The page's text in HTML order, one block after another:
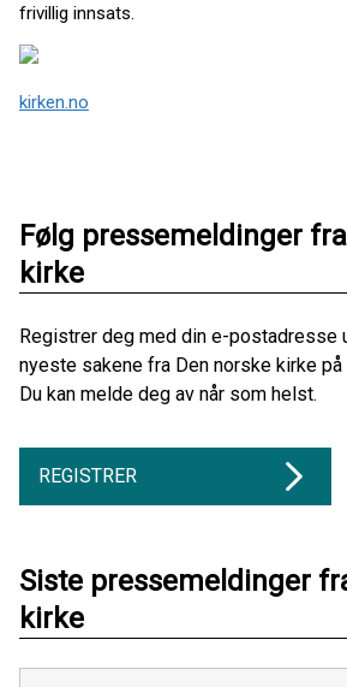
frivillig innsats.
kirken.no
Følg pressemeldinger
kirke
Registrer deg med din e-postadresse
nyeste sakene fra Den norske kirke
Du kan melde deg av når som helst.
REGISTRER
Siste pressemeldinger
kirke